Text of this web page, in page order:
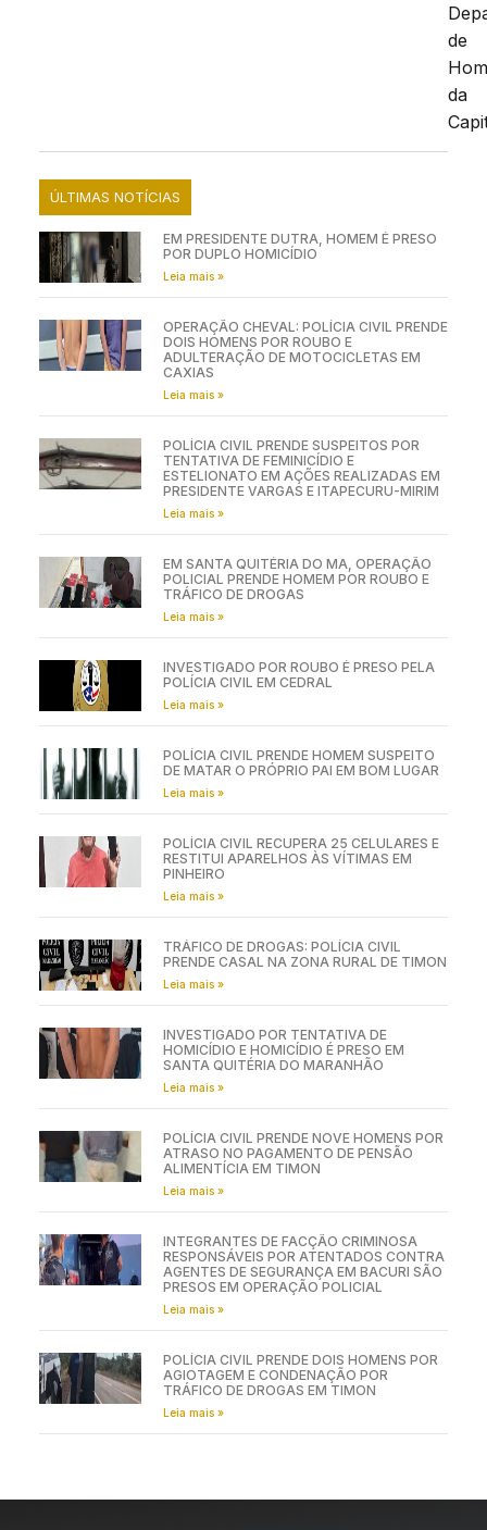
de
da
ÚLTIMAS NOTÍCIAS
EM PRESIDENTE DUTRA, HOMEM É PRESO
POR DUPLO HOMICÍDIO
Leia mais »
OPERAÇÃO CHEVAL: POLÍCIA CIVIL PRENDE
DOIS HOMENS POR ROUBO E
ADULTERAÇÃO DE MOTOCICLETAS EM
CAXIAS
Leia mais »
POLÍCIA CIVIL PRENDE SUSPEITOS POR
TENTATIVA DE FEMINICÍDIO E
ESTELIONATO EM AÇÕES REALIZADAS EM
PRESIDENTE VARGAS E ITAPECURU-MIRIM
Leia mais »
EM SANTA QUITÉRIA DO MA, OPERAÇÃO
POLICIAL PRENDE HOMEM POR ROUBO E
TRÁFICO DE DROGAS
Leia mais »
INVESTIGADO POR ROUBO É PRESO PELA
POLÍCIA CIVIL EM CEDRAL
Leia mais »
POLÍCIA CIVIL PRENDE HOMEM SUSPEITO
DE MATAR O PRÓPRIO PAI EM BOM LUGAR
Leia mais »
POLÍCIA CIVIL RECUPERA 25 CELULARES E
RESTITUI APARELHOS ÀS VÍTIMAS EM
PINHEIRO
Leia mais »
TRÁFICO DE DROGAS: POLÍCIA CIVIL
PRENDE CASAL NA ZONA RURAL DE TIMON
Leia mais »
INVESTIGADO POR TENTATIVA DE
HOMICÍDIO E HOMICÍDIO É PRESO EM
SANTA QUITÉRIA DO MARANHÃO
Leia mais »
POLÍCIA CIVIL PRENDE NOVE HOMENS POR
ATRASO NO PAGAMENTO DE PENSÃO
ALIMENTÍCIA EM TIMON
Leia mais »
INTEGRANTES DE FACÇÃO CRIMINOSA
RESPONSÁVEIS POR ATENTADOS CONTRA
AGENTES DE SEGURANÇA EM BACURI SÃO
PRESOS EM OPERAÇÃO POLICIAL
Leia mais »
POLÍCIA CIVIL PRENDE DOIS HOMENS POR
AGIOTAGEM E CONDENAÇÃO POR
TRÁFICO DE DROGAS EM TIMON
Leia mais »